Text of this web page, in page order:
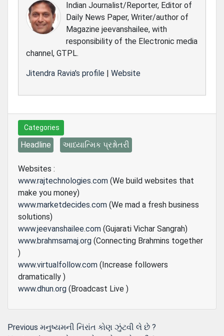
Indian Journalist/Reporter, Editor of
Daily News Paper, Writer/author of
Magazine jeevanshailee, with
responsibility of the Electronic media
channel, GTPL.
Jitendra Ravia's profile | Website
Categories
Headline આધ્યાત્મિક પ્રશ્નોતરી
Websites :
www.rajtechnologies.com (We build websites that
make you money)
www.marketdecides.com (We mad a fresh business
solutions)
www.jeevanshailee.com (Gujarati Vichar Sangrah)
www.brahmsamaj.org (Connecting Brahmins together
)
www.virtualfollow.com (Increase followers
dramatically )
www.dhun.org (Broadcast Live )
Post
Previous Previous
મનુષ્યમની નિંરાંત કોણ ઝુંટવી લે છે ?